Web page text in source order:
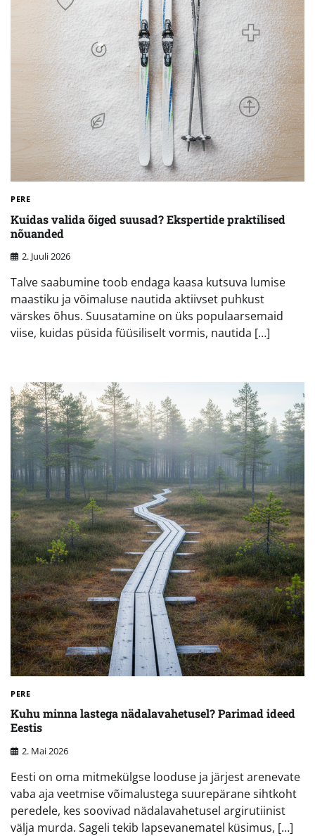
PERE
Kuidas valida õiged suusad? Ekspertide praktilised
nõuanded
2. Juuli 2026
Talve saabumine toob endaga kaasa kutsuva lumise
maastiku ja võimaluse nautida aktiivset puhkust
värskes õhus. Suusatamine on üks populaarsemaid
viise, kuidas püsida füüsiliselt vormis, nautida […]
PERE
Kuhu minna lastega nädalavahetusel? Parimad ideed
Eestis
2. Mai 2026
Eesti on oma mitmekülgse looduse ja järjest arenevate
vaba aja veetmise võimalustega suurepärane sihtkoht
peredele, kes soovivad nädalavahetusel argirutiinist
välja murda. Sageli tekib lapsevanematel küsimus, […]